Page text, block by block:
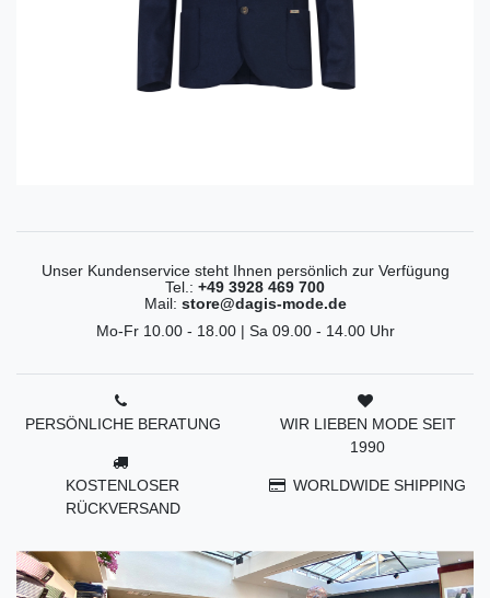
Unser Kundenservice steht Ihnen persönlich zur Verfügung
Tel.: +49 3928 469 700
Mail: store@dagis-mode.de
Mo-Fr 10.00 - 18.00 | Sa 09.00 - 14.00 Uhr
PERSÖNLICHE BERATUNG
KOSTENLOSER
RÜCKVERSAND
WIR LIEBEN MODE SEIT
1990
WORLDWIDE SHIPPING